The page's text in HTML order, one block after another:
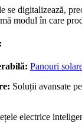
se digitalizează,
modul în care
Panouri
Soluții avansate
electrice